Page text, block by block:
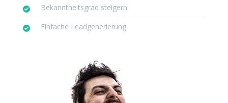
Bekanntheitsgrad steigern
Einfache Leadgenerierung